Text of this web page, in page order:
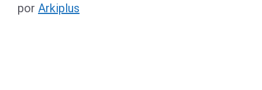
por Arkiplus